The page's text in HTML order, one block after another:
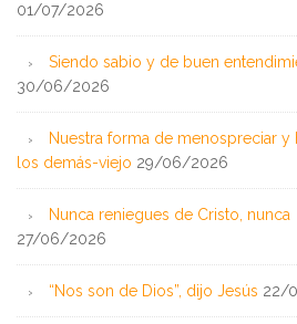
01/07/2026
Siendo sabio y de buen
30/06/2026
Nuestra forma de menospreciar y
los demás-viejo 29/06/2026
Nunca reniegues de Cristo, nunca
27/06/2026
“Nos son de Dios”, dijo Jesús 22/